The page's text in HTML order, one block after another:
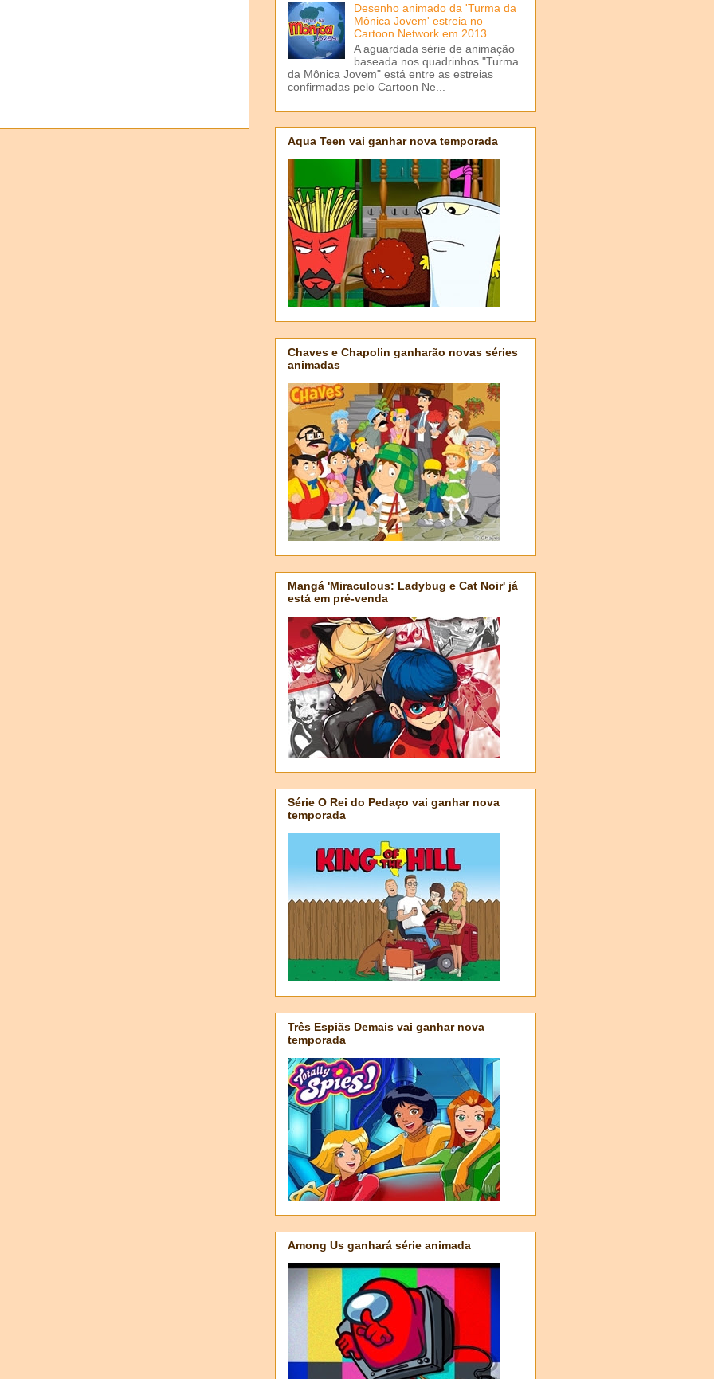
Desenho animado da 'Turma da
Mônica Jovem' estreia no
Cartoon Network em 2013
A aguardada série de animação
baseada nos quadrinhos "Turma
da Mônica Jovem" está entre as estreias
confirmadas pelo Cartoon Ne...
Aqua Teen vai ganhar nova temporada
Chaves e Chapolin ganharão novas séries
animadas
Mangá 'Miraculous: Ladybug e Cat Noir' já
está em pré-venda
Série O Rei do Pedaço vai ganhar nova
temporada
Três Espiãs Demais vai ganhar nova
temporada
Among Us ganhará série animada